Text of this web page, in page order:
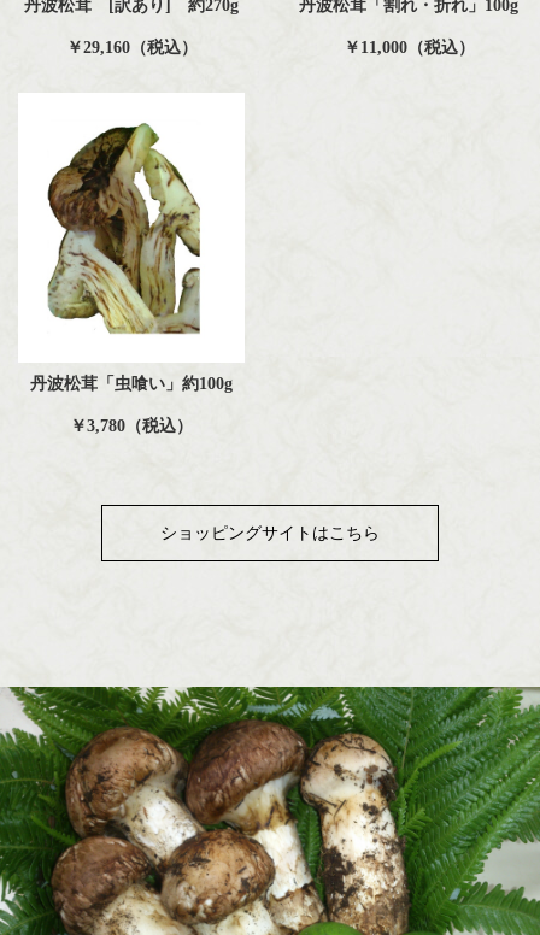
丹波松茸 [訳あり] 約270g
￥29,160（税込）
丹波松茸「割れ・折れ」100g
￥11,000（税込）
丹波松茸「虫喰い」約100g
￥3,780（税込）
ショッピングサイトはこちら